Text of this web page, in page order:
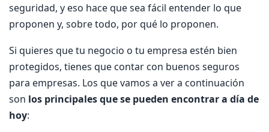
seguridad, y eso hace que sea fácil entender lo que
proponen y, sobre todo, por qué lo proponen.
Si quieres que tu negocio o tu empresa estén bien
protegidos, tienes que contar con buenos seguros
para empresas. Los que vamos a ver a continuación
son los principales que se pueden encontrar a día de
hoy: